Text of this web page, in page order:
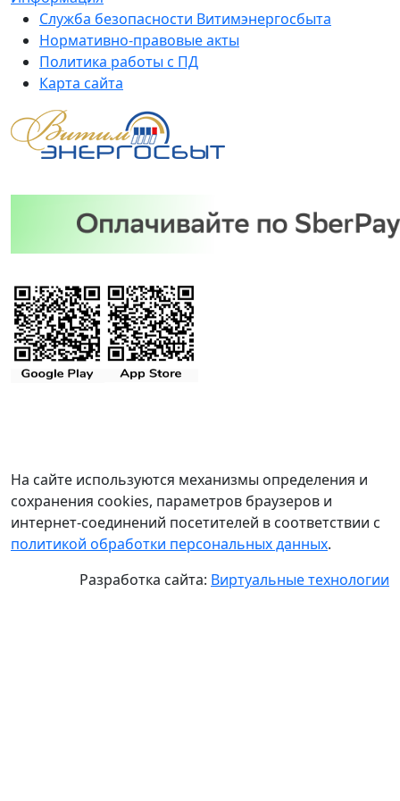
Служба безопасности Витимэнергосбыта
Нормативно-правовые акты
Политика работы с ПД
Карта сайта
На сайте используются механизмы определения и
сохранения cookies, параметров браузеров и
интернет-соединений посетителей в соответствии с
политикой обработки персональных данных.
Разработка сайта: Виртуальные технологии